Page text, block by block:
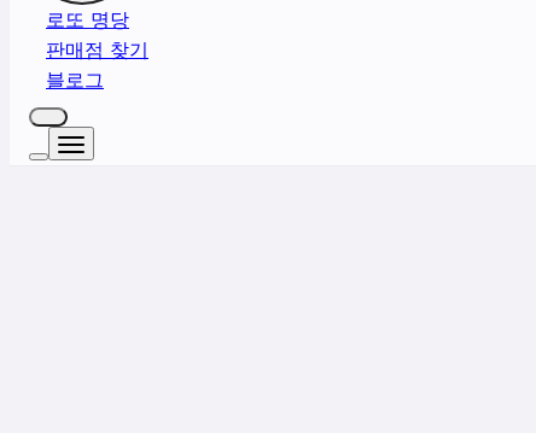
로또 명당
판매점 찾기
블로그